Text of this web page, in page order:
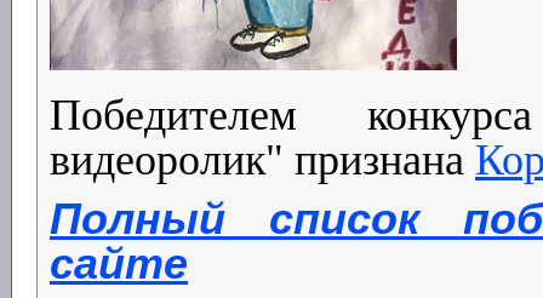
Победителем
видеоролик" признана
Полный список
сайте